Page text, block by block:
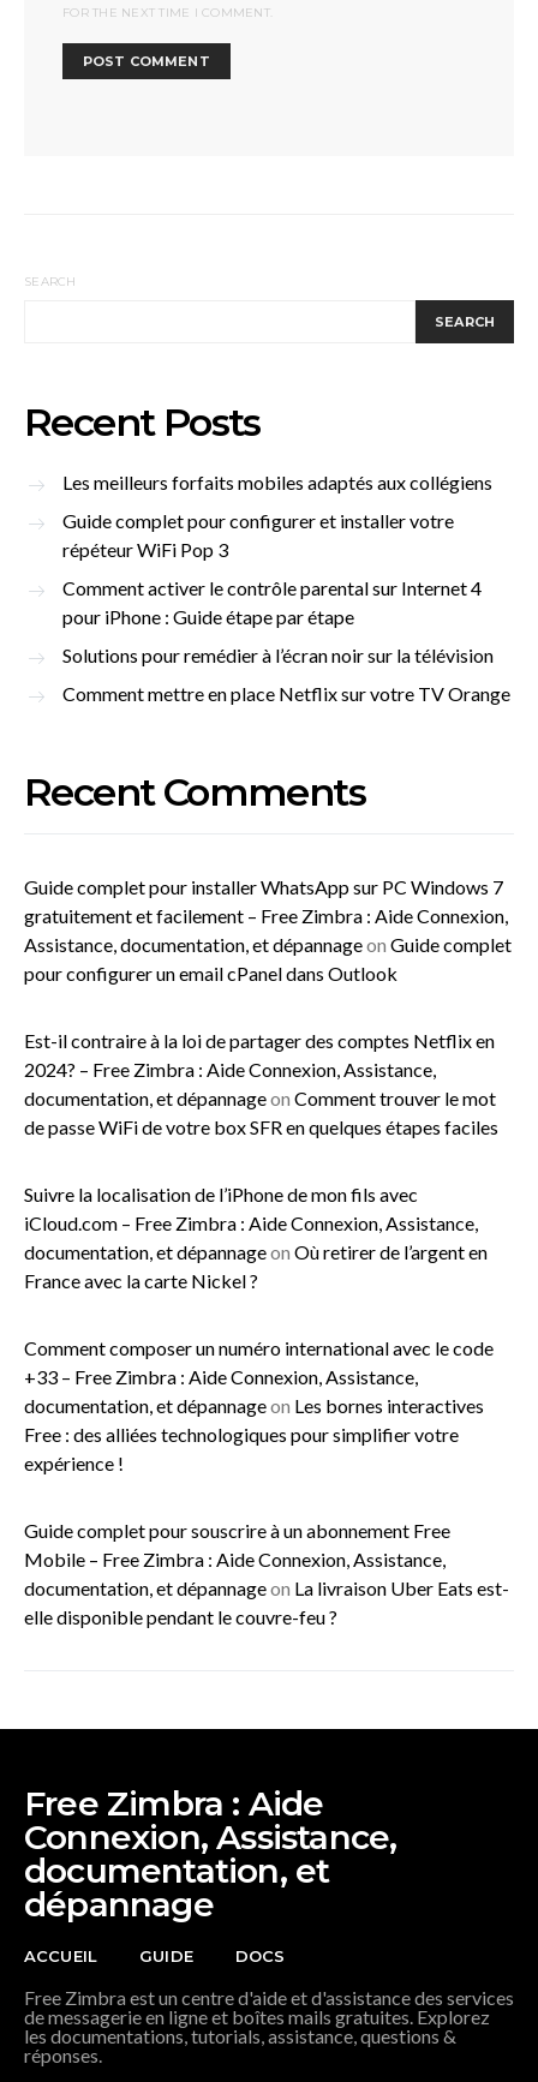
FOR THE NEXT TIME I COMMENT.
SEARCH
SEARCH
Recent Posts
Les meilleurs forfaits mobiles adaptés aux collégiens
Guide complet pour configurer et installer votre
répéteur WiFi Pop 3
Comment activer le contrôle parental sur Internet 4
pour iPhone : Guide étape par étape
Solutions pour remédier à l’écran noir sur la télévision
Comment mettre en place Netflix sur votre TV Orange
Recent Comments
Guide complet pour installer WhatsApp sur PC Windows 7
gratuitement et facilement – Free Zimbra : Aide Connexion,
Assistance, documentation, et dépannageon Guide complet
pour configurer un email cPanel dans Outlook
Est-il contraire à la loi de partager des comptes Netflix en
2024? – Free Zimbra : Aide Connexion, Assistance,
documentation, et dépannageon Comment trouver le mot
de passe WiFi de votre box SFR en quelques étapes faciles
Suivre la localisation de l’iPhone de mon fils avec
iCloud.com – Free Zimbra : Aide Connexion, Assistance,
documentation, et dépannageon Où retirer de l’argent en
France avec la carte Nickel ?
Comment composer un numéro international avec le code
+33 – Free Zimbra : Aide Connexion, Assistance,
documentation, et dépannageon Les bornes interactives
Free : des alliées technologiques pour simplifier votre
expérience !
Guide complet pour souscrire à un abonnement Free
Mobile – Free Zimbra : Aide Connexion, Assistance,
documentation, et dépannageon La livraison Uber Eats est-
elle disponible pendant le couvre-feu ?
Free Zimbra : Aide
Connexion, Assistance,
documentation, et
dépannage
ACCUEIL GUIDE DOCS
Free Zimbra est un centre d'aide et d'assistance des services
de messagerie en ligne et boîtes mails gratuites. Explorez
les documentations, tutorials, assistance, questions &
réponses.